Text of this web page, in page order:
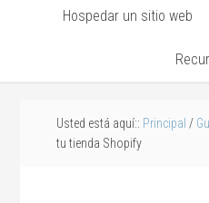
Hospedar un sitio web
Usted está aquí:: Principal /
tu tienda Shopify